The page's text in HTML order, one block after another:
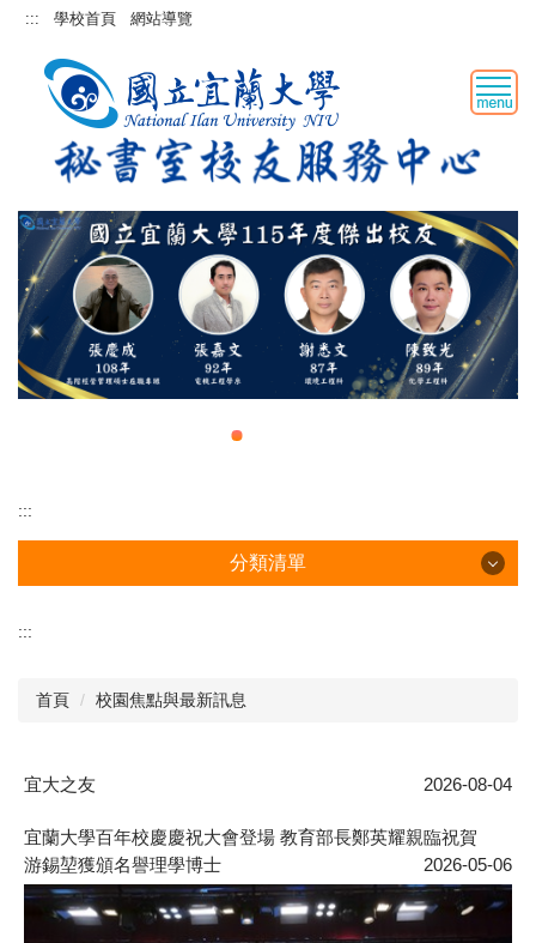
跳::: 學校首頁 網站導覽
:::
分類清單
認識中心
關於校友
募款政策
捐贈指南
信用卡快速捐款
:::
首頁 校園焦點與最新訊息
宜大之友 2026-08-04
宜蘭大學百年校慶慶祝大會登場 教育部長鄭英耀親臨祝賀
游錫堃獲頒名譽理學博士
2026-05-06